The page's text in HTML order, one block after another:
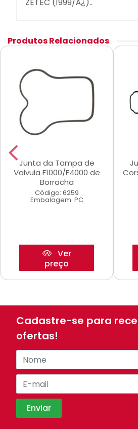
Produtos Relacionados
Junta da Tampa de
Valvula F1000/F4000 de
Borracha
Código: 6259
Embalagem: PC
Ver
preço
Cadastre-se para
ofertas!